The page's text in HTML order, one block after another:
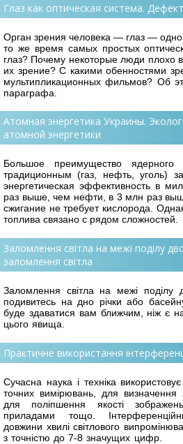
Глаз как оптическая система.
Орган зрения человека — глаз —
то же время самых простых
глаз? Почему некоторые люди плохо
их зрение? С какими обенностями
мультипликационных фильмов? Об
параграфа.
Атомная энергетика Украины.
атомной энергетики
Большое преимущество
традиционным (газ, нефть, уголь)
энергетическая эффективность в
раз выше, чем нефти, в 3 млн раз
сжигание не требует кислорода.
топлива связано с рядом сложностей.
Заломлення світла на межі поділу
заломлення світла
Заломлення світла на межі
подивитесь на дно річки або
буде здаватися вам ближчим, ніж є
цього явища.
Практичне використання
Сучасна наука і техніка
точних вимірювань, для визначення
для поліпшення якості
приладами тощо.
довжини хвилі світлового
з точністю до 7-8 значущих цифр.